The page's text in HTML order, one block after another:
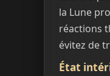
la Lune
réactions
évitez de
État